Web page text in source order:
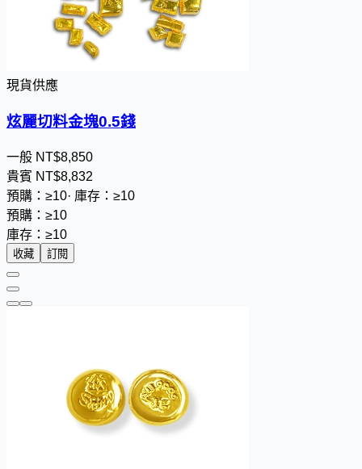
現貨供應
炫麗切料金塊0.5錢
一般 NT$8,850
貴賓 NT$8,832
預購：≥10· 庫存：≥10
預購：≥10
庫存：≥10
收藏 訂閱